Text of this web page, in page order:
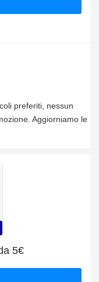
preferiti, nessun
Aggiorniamo le
5€